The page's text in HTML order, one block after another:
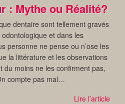
: Mythe ou Réalité?
dentaire sont tellement gravés
et dans les
personne ne pense ou n’ose les
la littérature et les observations
du moins ne les confirment pas,
compte pas mal…
Lire l’article